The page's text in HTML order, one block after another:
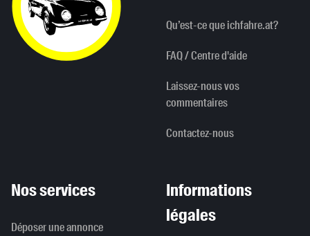
Qu’est-ce que ichfahre.at?
FAQ / Centre d'aide
Laissez-nous vos
commentaires
Contactez-nous
Nos services
Déposer une annonce
Informations
légales